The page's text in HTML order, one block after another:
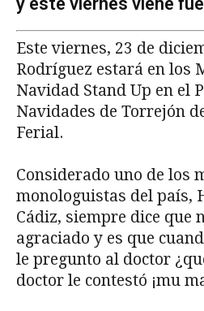
Este viernes, 23 de
Rodríguez estará en los
Navidad Stand Up en el
Navidades de Torrejón
Ferial.
Considerado uno de los
monologuistas del país,
Cádiz, siempre dice que
agraciado y es que
le pregunto al doctor
doctor le contestó ¡mu